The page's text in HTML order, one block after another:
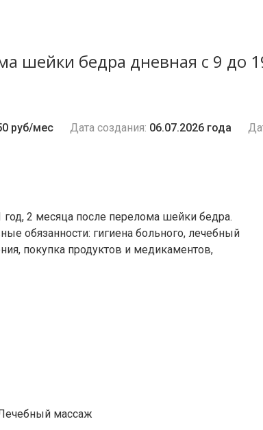
шейки бедра дневная с 9 до
руб/мес Дата создания: 06.07.2026 года
2 месяца после перелома шейки бедра.
обязанности: гигиена больного, лечебный
покупка продуктов и медикаментов,
массаж